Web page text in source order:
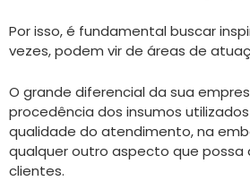
Por isso, é fundamental buscar
vezes, podem vir de áreas de
O grande diferencial da sua
procedência dos insumos
qualidade do atendimento, na
qualquer outro aspecto que possa
clientes.